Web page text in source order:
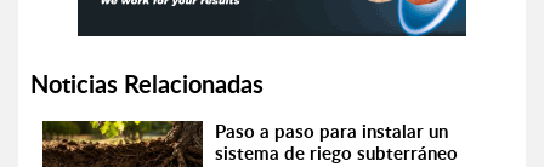
Noticias Relacionadas
Paso a paso para instalar un
sistema de riego subterráneo